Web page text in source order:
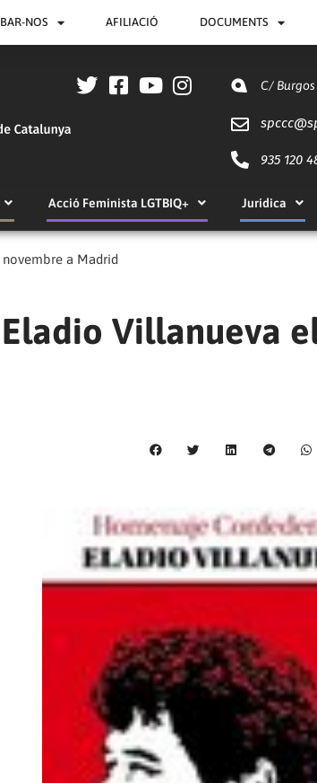
NOS AFILIACIÓ DOCUMENTS
C/
spccc@
935 120
Acció Feminista LGTBIQ+ Jurídica
a Madrid
Villanueva